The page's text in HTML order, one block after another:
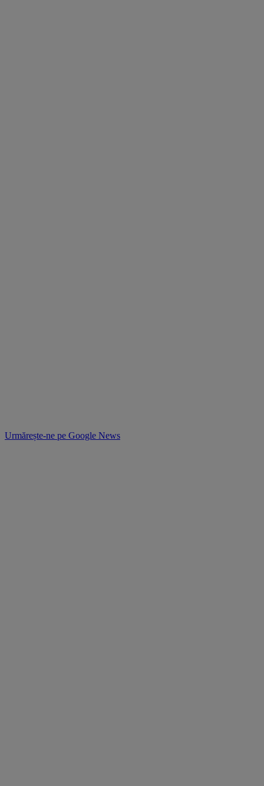
Urmărește-ne pe Google News